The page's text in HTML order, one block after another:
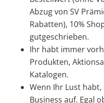
Abzug von SV
Rabatten), 10%
gutgeschrieben.
Ihr habt immer
Produkten,
Katalogen.
Wenn Ihr Lust
Business auf. Egal